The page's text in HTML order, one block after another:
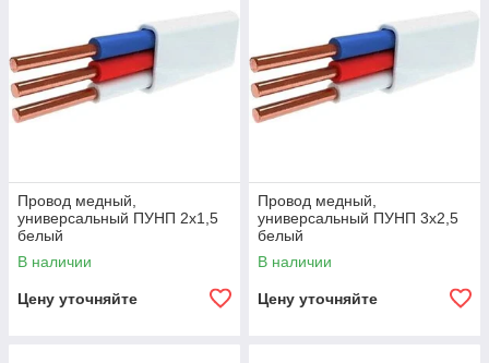
Провод медный,
универсальный ПУНП 2х1,5
белый
В наличии
Цену уточняйте
Провод медный,
универсальный ПУНП 3х2,5
белый
В наличии
Цену уточняйте